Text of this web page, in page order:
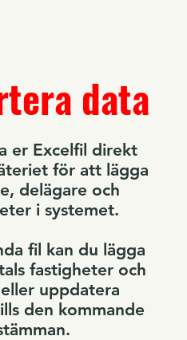
data
er Excelfil direkt
för att lägga
delägare och
i systemet.
fil kan du lägga
fastigheter och
uppdatera
den kommande